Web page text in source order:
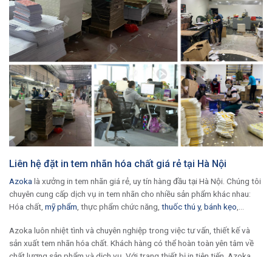
Liên hệ đặt in tem nhãn hóa chất giá rẻ tại Hà Nội
Azoka là xưởng in tem nhãn giá rẻ, uy tín hàng đầu tại Hà Nội. Chúng tôi
chuyên cung cấp dịch vụ in tem nhãn cho nhiều sản phẩm khác nhau:
Hóa chất, mỹ phẩm , thực phẩm chức năng, thuốc thú y, bánh kẹo
Azoka luôn nhiệt tình và chuyên nghiệp trong việc tư vấn, thiết kế và
sản xuất tem nhãn hóa chất. Khách hàng có thể hoàn toàn yên tâm về